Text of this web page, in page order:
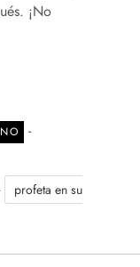
¡No
-
profeta en su